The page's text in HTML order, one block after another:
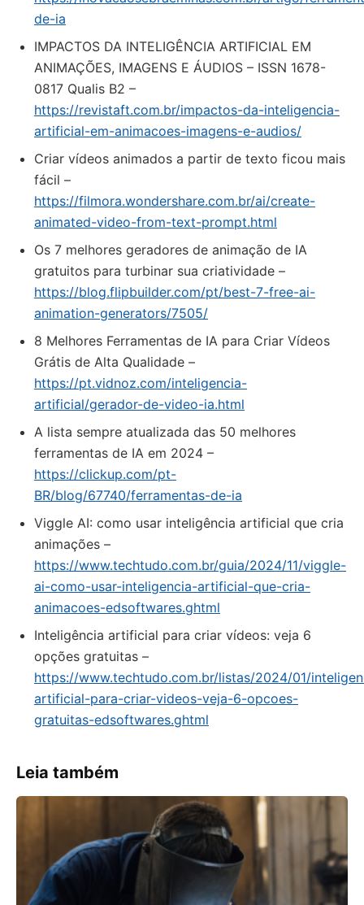
de-ia
IMPACTOS DA INTELIGÊNCIA ARTIFICIAL EM
ANIMAÇÕES, IMAGENS E ÁUDIOS – ISSN 1678-
0817 Qualis B2 –
https://revistaft.com.br/impactos-da-inteligencia-
artificial-em-animacoes-imagens-e-audios/
Criar vídeos animados a partir de texto ficou mais
fácil –
https://filmora.wondershare.com.br/ai/create-
animated-video-from-text-prompt.html
Os 7 melhores geradores de animação de IA
gratuitos para turbinar sua criatividade –
https://blog.flipbuilder.com/pt/best-7-free-ai-
animation-generators/7505/
8 Melhores Ferramentas de IA para Criar Vídeos
Grátis de Alta Qualidade –
https://pt.vidnoz.com/inteligencia-
artificial/gerador-de-video-ia.html
A lista sempre atualizada das 50 melhores
ferramentas de IA em 2024 –
https://clickup.com/pt-
BR/blog/67740/ferramentas-de-ia
Viggle AI: como usar inteligência artificial que cria
animações –
https://www.techtudo.com.br/guia/2024/11/viggle-
ai-como-usar-inteligencia-artificial-que-cria-
animacoes-edsoftwares.ghtml
Inteligência artificial para criar vídeos: veja 6
opções gratuitas –
https://www.techtudo.com.br/listas/2024/01/
artificial-para-criar-videos-veja-6-opcoes-
gratuitas-edsoftwares.ghtml
Leia também